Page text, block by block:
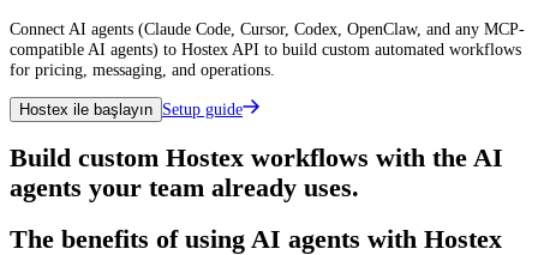
Connect AI agents (Claude Code, Cursor, Codex, OpenClaw, and any MCP-
compatible AI agents) to Hostex API to build custom automated workflows
for pricing, messaging, and operations.
Hostex ile başlayın Setup guide
Build custom Hostex workflows with the AI
agents your team already uses.
The benefits of using AI agents with Hostex